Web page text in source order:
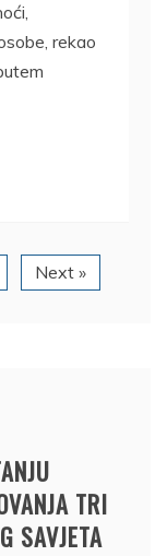
rekao
Next »
TRI
SAVJETA